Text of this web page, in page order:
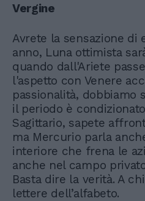
Vergine
Avrete la sensazione di
anno, Luna ottimista
quando dall'Ariete
l'aspetto con Venere
passionalità, dobbiamo
il periodo è
Sagittario, sapete
ma Mercurio parla
interiore che frena le
anche nel campo
Basta dire la verità. A
lettere dell’alfabeto.